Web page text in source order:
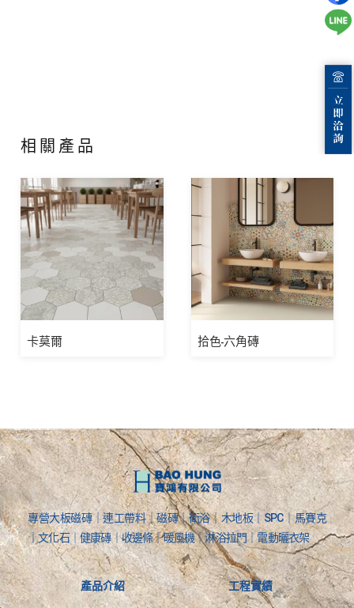
相關產品
卡莫爾 拾色-六角磚
專營大板磁磚｜連工帶料｜磁磚｜衛浴｜木地板｜SPC｜馬賽克
｜文化石｜健康磚｜收邊條｜暖風機｜淋浴拉門｜電動曬衣架
產品介紹 工程實績